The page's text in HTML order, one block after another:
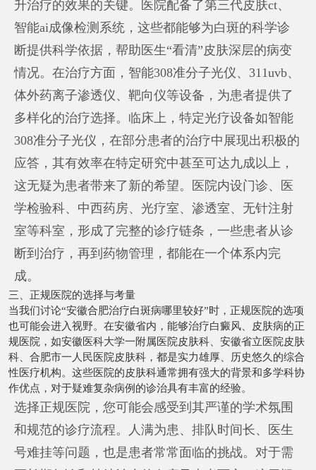
升治疗的效果的关键。医院配备了第三代皮肤ct、
智能ai成像检测系统，这些都能够为白斑的科学诊
断提供科学依据，帮助医生“看清”皮肤深层的病变
情况。在治疗方面，智能308准分子光仪、311uvb、
体外药离子渗透仪、靶向仪等设备，为患者提供了
多样化的治疗选择。临床上，特定光疗设备如智能
308准分子光仪，在部分患者的治疗中展现出积极的
应答，其有效率在特定研究中甚至可达九成以上，
这无疑为患者带来了新的希望。医院内设门诊、医
学检验科、中西药房、光疗室、渗透室、无针注射
室等科室，形成了完整的诊疗链条，一些患者从诊
断到治疗，再到药物管理，都能在一个体系内完
成。
三、正规医院的选择与考量
当我们讨论“安徽合肥治疗白斑病哪里较好”时，正规医院的选项
也可能会进入视野。在安徽省内，能够治疗白癜风、皮肤病的正
规医院，如安徽医科大学一附属医院皮肤科、安徽省立医院皮肤
科、合肥市一人民医院皮肤科，都是实力雄厚、历史悠久的综合
性医疗机构。这些医院的皮肤科通常拥有强大的背景和多学科协
作优点，对于疑难复杂病例的诊治具有丰富的经验。
选择正规医院，您可能会感受到其严谨的学术氛围
和规范的诊疗流程。人满为患、排队时间长、医生
号难挂等问题，也是患者常常面临的挑战。对于需